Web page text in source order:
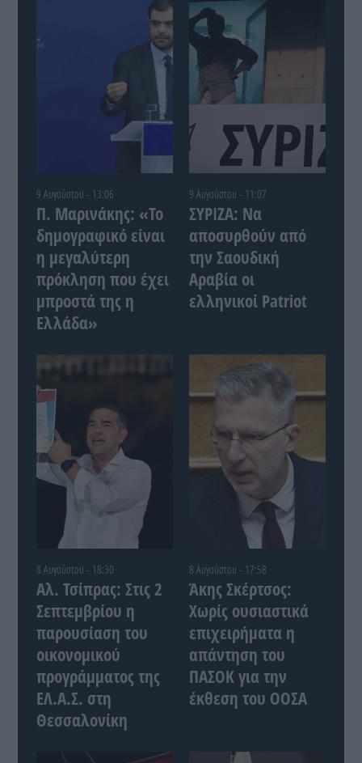
9 Αυγούστου - 13:06
Π. Μαρινάκης: «Το
δημογραφικό είναι
η μεγαλύτερη
πρόκληση που έχει
μπροστά της η
Ελλάδα»
9 Αυγούστου - 11:07
ΣΥΡΙΖΑ: Να
αποσυρθούν από
την Σαουδική
Αραβία οι
ελληνικοί Patriot
8 Αυγούστου - 18:30
Αλ. Τσίπρας: Στις 2
Σεπτεμβρίου η
παρουσίαση του
οικονομικού
προγράμματος της
ΕΛ.Α.Σ. στη
Θεσσαλονίκη
8 Αυγούστου - 17:58
Άκης Σκέρτσος:
Χωρίς ουσιαστικά
επιχειρήματα η
απάντηση του
ΠΑΣΟΚ για την
έκθεση του ΟΟΣΑ